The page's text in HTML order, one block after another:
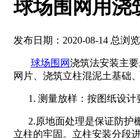
球场围网用浇
发布日期：2020-08-14 总浏览
球场围网浇筑法安装主
网片、浇筑立柱混泥土基
1. 测量放样：按图纸设计
2.原地面处理是保证防护
立柱的牢固。立柱安装分段